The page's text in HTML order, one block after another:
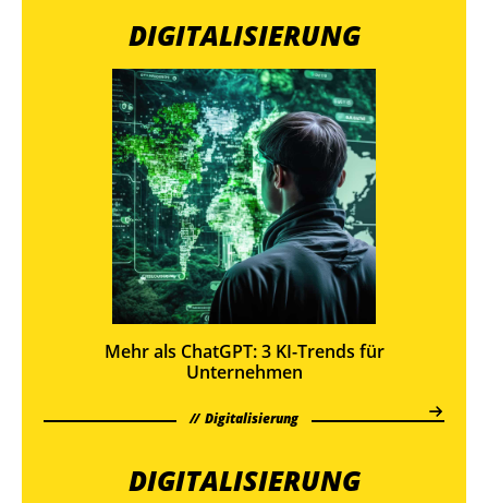
DIGITALISIERUNG
Mehr als ChatGPT: 3 KI-Trends für
Unternehmen
Digitalisierung
DIGITALISIERUNG